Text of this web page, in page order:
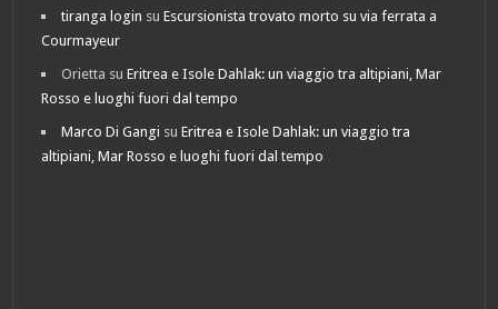
tiranga login suEscursionista trovato morto su via ferrata a
Courmayeur
Orietta suEritrea e Isole Dahlak: un viaggio tra altipiani, Mar
Rosso e luoghi fuori dal tempo
Marco Di Gangi suEritrea e Isole Dahlak: un viaggio tra
altipiani, Mar Rosso e luoghi fuori dal tempo